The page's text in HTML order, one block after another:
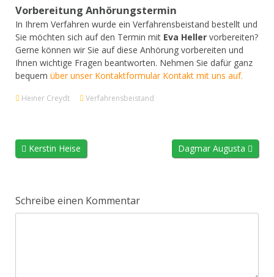
Vorbereitung Anhörungstermin
In Ihrem Verfahren wurde ein Verfahrensbeistand bestellt und
Sie möchten sich auf den Termin mit Eva Heller vorbereiten?
Gerne können wir Sie auf diese Anhörung vorbereiten und
Ihnen wichtige Fragen beantworten. Nehmen Sie dafür ganz
bequem über unser Kontaktformular Kontakt mit uns auf.
Heiner Creydt Verfahrensbeistand
Kerstin Heise Dagmar Augusta
Schreibe einen Kommentar